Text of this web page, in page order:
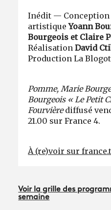
Inédit —
artistiqueYoann
Bourgeois et Claire
RéalisationDavid
Production La
Pomme, Marie
Bourgeois « Le Petit
Fourvièrediffusé
21.00 sur France 4.
À (re)voir sur
Voir la grille des
semaine